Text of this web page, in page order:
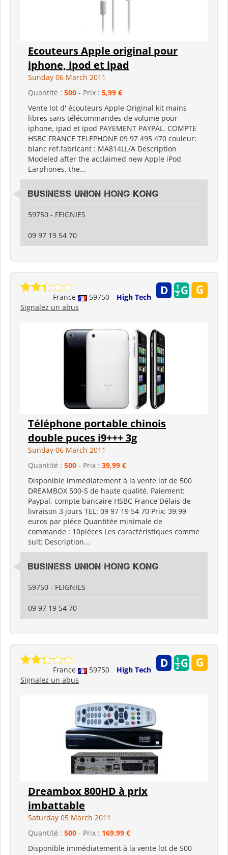
Ecouteurs Apple original pour
iphone, ipod et ipad
Sunday 06 March 2011
Quantité : 500 - Prix : 5,99 €
Vente lot d' écouteurs Apple Original kit mains
libres sans télécommandes de volume pour
iphone, ipad et ipod PAYEMENT PAYPAL. COMPTE
HSBC FRANCE TELEPHONE 09 97 495 470 couleur:
blanc ref.fabricant : MA814LL/A Description
Modeled after the acclaimed new Apple iPod
Earphones, the...
Business Union Hong Kong
59750 - FEIGNIES
09 97 19 54 70
France 59750
High Tech
Signalez un abus
Téléphone portable chinois
double puces i9+++ 3g
Sunday 06 March 2011
Quantité : 500 - Prix : 39,99 €
Disponible immédiatement à la vente lot de 500
DREAMBOX 500-S de haute qualité. Paiement:
Paypal, compte bancaire HSBC France Délais de
livraison 3 jours TEL: 09 97 19 54 70 Prix: 39,99
euros par piéce Quantitée minimale de
commande : 10piéces Les caractéristiques comme
suit: Description...
Business Union Hong Kong
59750 - FEIGNIES
09 97 19 54 70
France 59750
High Tech
Signalez un abus
Dreambox 800HD à prix
imbattable
Saturday 05 March 2011
Quantité : 500 - Prix : 169,99 €
Disponible immédiatement à la vente lot de 500